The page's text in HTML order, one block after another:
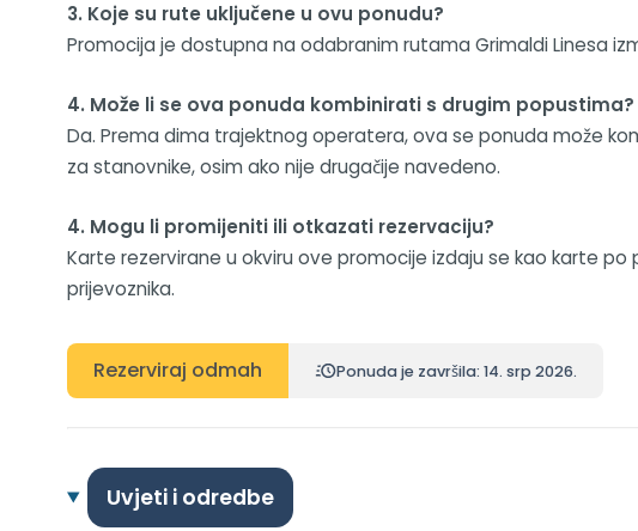
3. Koje su rute uključene u ovu ponudu?
Promocija je dostupna na odabranim rutama Grimaldi Linesa
4. Može li se ova ponuda kombinirati s drugim popustima?
Da. Prema dima trajektnog operatera, ova se ponuda može
za stanovnike, osim ako nije drugačije navedeno.
4. Mogu li promijeniti ili otkazati rezervaciju?
Karte rezervirane u okviru ove promocije izdaju se kao karte
prijevoznika.
Rezerviraj odmah Ponuda je završila: 14. srp 2026.
Uvjeti i odredbe